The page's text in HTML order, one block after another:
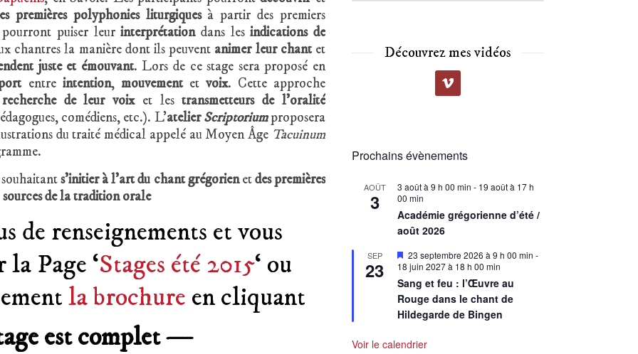
premières polyphonies liturgiques à partir des premiers
puiser leurinterprétationdans lesindications de
chantres la manière dont ils peuvent animer leur chantet
juste et émouvant. Lors de ce stage sera proposé en
entre intention, mouvement et voix. Cette approche
recherche de leur voixet lestransmetteurs de l’oralité
comédiens, etc.). L’atelierScriptoriumproposera
du traité médical appelé au Moyen Âge Tacuinum
s’initier à l’art du chant grégorienetdes premières
sources dela tradition orale
de renseignements et vous
Page ‘Stages été 2015‘ ou
la brochure en cliquant
est complet —
Découvrez mes vidéos
Prochains évènements
AOÛT
3
3 août à 9 h 00 min - 19 août à 17 h
00 min
Académie grégorienne d’été /
août 2026
SEP
23
Mis
en
23 septembre 2026 à 9 h 00 min -
18 juin 2027 à 18 h 00 min
Sang et feu : l’Œuvre au
Rouge dans le chant de
Hildegarde de Bingen
Voir le calendrier